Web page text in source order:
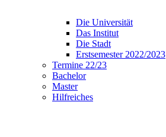
Die Universität
Das Institut
Die Stadt
Erstsemester 2022/2023
Termine 22/23
Bachelor
Master
Hilfreiches